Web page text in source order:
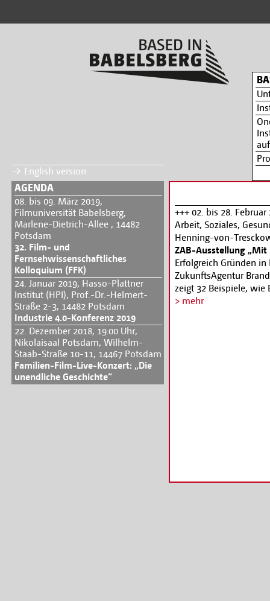
English version
AGENDA
08. bis 09. März 2019,
Filmuniversität Babelsberg,
Marlene-Dietrich-Allee , 14482
Potsdam
32. Film- und
Fernsehwissenschaftliches
Kolloquium (FFK)
24. Januar 2019, Hasso-Plattner
Institut (HPI), Prof.-Dr.-Helmert-
Straße 2-3, 14482 Potsdam
Industrie 4.0-Konferenz 2019
22. Dezember 2018, 19:00 Uhr,
Nikolaisaal Potsdam, Wilhelm-
Staab-Straße 10-11, 14467 Potsdam
Familien-Film-Live-Konzert: „Die
unendliche Geschichte“
+++ 02. bis 28.
Arbeit, Soziales,
Henning-von-
ZAB-Ausstellung
Erfolgreich Gründen
ZukunftsAgentur
zeigt 32 Beispiele, wie
Traum von der
> mehr